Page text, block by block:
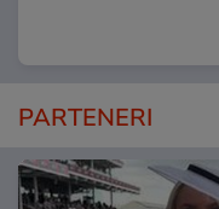
PARTENERI